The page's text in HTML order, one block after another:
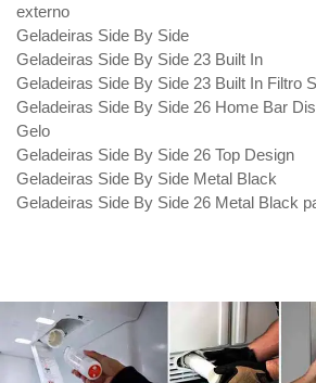
externo
Geladeiras Side By Side
Geladeiras Side By Side 23 Built In
Geladeiras Side By Side 23 Built In Filtro
Geladeiras Side By Side 26 Home Bar
Gelo
Geladeiras Side By Side 26 Top Design
Geladeiras Side By Side Metal Black
Geladeiras Side By Side 26 Metal Black